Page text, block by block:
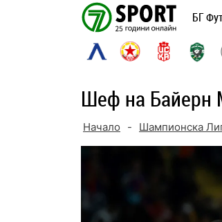
БГ
Шеф на Байерн
Начало - Шампионска